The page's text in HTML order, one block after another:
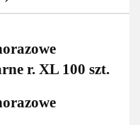
r. XL 100 szt.